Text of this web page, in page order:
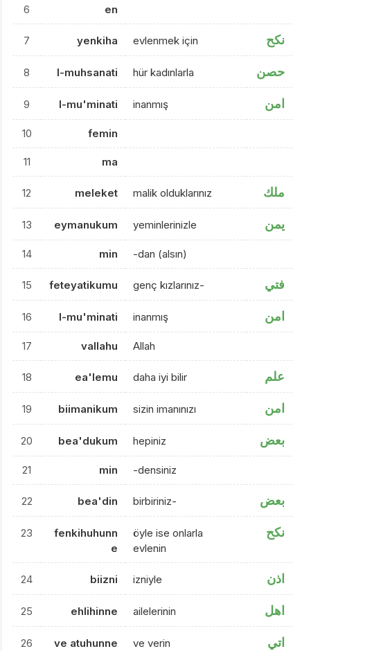
6 en
7 yenkiha evlenmek için نكح
8 l-muhsanati hür kadınlarla حصن
9 l-mu'minati inanmış امن
10 femin
11 ma
12 meleket malik olduklarınız ملك
13 eymanukum yeminlerinizle يمن
14 min -dan (alsın)
15 feteyatikumu genç kızlarınız- فتي
16 l-mu'minati inanmış امن
17 vallahu Allah
18 ea'lemu daha iyi bilir علم
19 biimanikum sizin imanınızı امن
20 bea'dukum hepiniz بعض
21 min -densiniz
22 bea'din birbiriniz- بعض
23
fenkihuhunn
e
öyle ise onlarla
evlenin
نكح
24 biizni izniyle اذن
25 ehlihinne ailelerinin اهل
26 ve atuhunne ve verin اتي